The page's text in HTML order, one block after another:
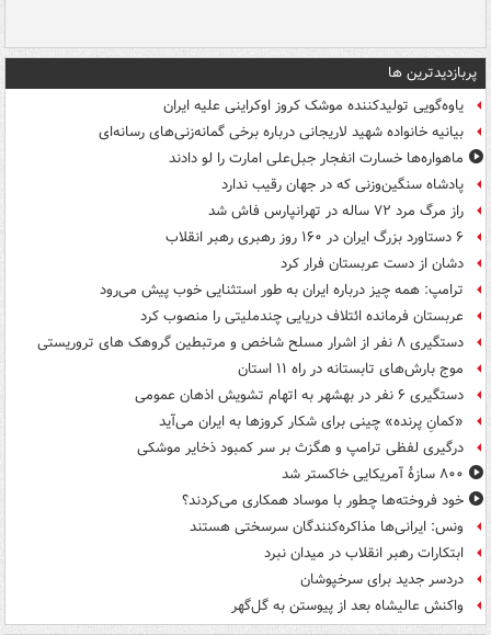
پربازدیدترین ها
یاوه‌گویی تولیدکننده موشک کروز اوکراینی علیه ایران
بیانیه خانواده شهید لاریجانی درباره برخی گمانه‌زنی‌های رسانه‌ای
ماهواره‌ها خسارت انفجار جبل‌علی امارت را لو دادند
پادشاه سنگین‌وزنی که در جهان رقیب ندارد
راز مرگ مرد ۷۲ ساله در تهرانپارس فاش شد
۶ دستاورد بزرگ ایران در ۱۶۰ روز رهبری رهبر انقلاب
دشان از دست عربستان فرار کرد
ترامپ: همه چیز درباره ایران به طور استثنایی خوب پیش می‌رود
عربستان فرمانده ائتلاف دریایی چندملیتی را منصوب کرد
دستگیری ۸ نفر از اشرار مسلح شاخص و مرتبطین گروهک های تروریستی
موج بارش‌های تابستانه در راه ۱۱ استان
دستگیری ۶ نفر در بهشهر به اتهام تشویش اذهان عمومی
«کمانِ پرنده» چینی برای شکار کروزها به ایران می‌آید
درگیری لفظی ترامپ و هگزث بر سر کمبود ذخایر موشکی
۸۰۰ سازۀ آمریکایی خاکستر شد
خود فروخته‌ها چطور با موساد همکاری می‌کردند؟
ونس: ایرانی‌ها مذاکره‌کنندگان سرسختی هستند
ابتکارات رهبر انقلاب در میدان نبرد
دردسر جدید برای سرخپوشان
واکنش عالیشاه بعد از پیوستن به گل‌گهر